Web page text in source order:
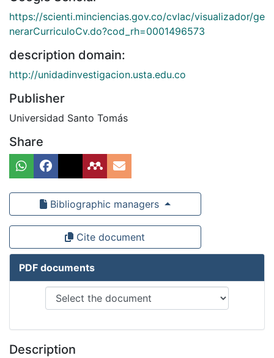
https://scienti.minciencias.gov.co/cvlac/visualizador/ge
nerarCurriculoCv.do?cod_rh=0001496573
description domain:
http://unidadinvestigacion.usta.edu.co
Publisher
Universidad Santo Tomás
Share
Bibliographic managers
Cite document
PDF documents
Description